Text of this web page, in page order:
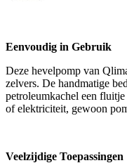
Eenvoudig in Gebruik
Deze hevelpomp van
zelvers. De handmatige
petroleumkachel een
of elektriciteit, gewoon
Veelzijdige Toepassingen